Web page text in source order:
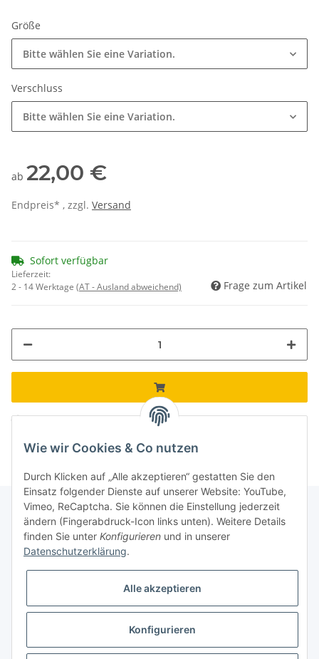
Größe
Bitte wählen Sie eine Variation.
Verschluss
Bitte wählen Sie eine Variation.
ab 22,00 €
Endpreis* , zzgl. Versand
Sofort verfügbar
Lieferzeit:
2 - 14 Werktage (AT - Ausland abweichend) Frage zum Artikel
Loading... Komponenten werden geladen ...
Informationen
Galerie
* Keine Ausweisung der Mehrwertsteuer gemäß Klein-Unternehmer-Regelung.,
Wie wir Cookies & Co nutzen
Durch Klicken auf „Alle akzeptieren“ gestatten Sie den
Einsatz folgender Dienste auf unserer Website: YouTube,
Vimeo, ReCaptcha. Sie können die Einstellung jederzeit
ändern (Fingerabdruck-Icon links unten). Weitere Details
finden Sie unter Konfigurieren und in unserer
Datenschutzerklärung.
Alle akzeptieren
Konfigurieren